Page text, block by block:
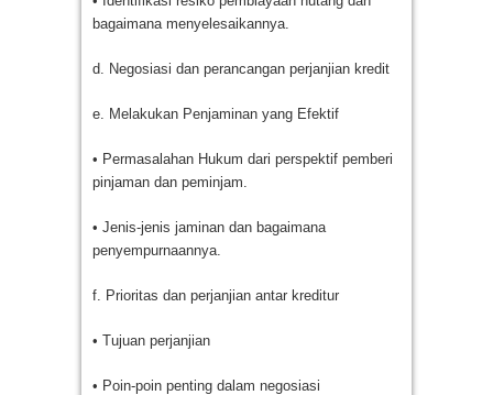
bagaimana menyelesaikannya.
d. Negosiasi dan perancangan perjanjian kredit
e. Melakukan Penjaminan yang Efektif
• Permasalahan Hukum dari perspektif pemberi
pinjaman dan peminjam.
• Jenis-jenis jaminan dan bagaimana
penyempurnaannya.
f. Prioritas dan perjanjian antar kreditur
• Tujuan perjanjian
• Poin-poin penting dalam negosiasi